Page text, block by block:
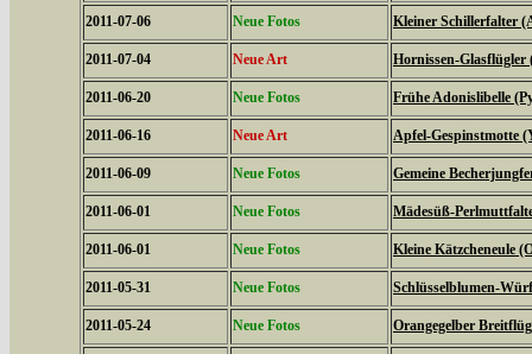
2011-07-06 Neue Fotos Kleiner Schillerfalter
2011-07-04 Neue Art Hornissen-Glasflügler
2011-06-20 Neue Fotos Frühe Adonislibelle
2011-06-16 Neue Art Apfel-Gespinstmotte
2011-06-09 Neue Fotos Gemeine
2011-06-01 Neue Fotos Mädesüß-
2011-06-01 Neue Fotos Kleine Kätzcheneule
2011-05-31 Neue Fotos Schlüsselblumen-
2011-05-24 Neue Fotos Orangegelber